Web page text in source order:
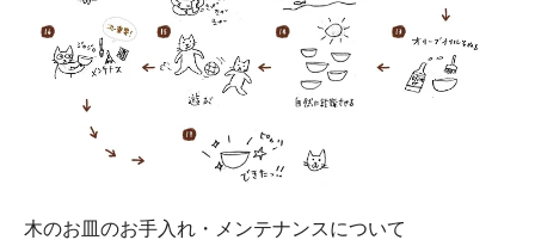
木のお皿のお手入れ・メンテナンスについて